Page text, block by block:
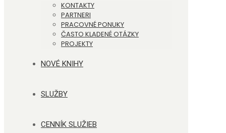
KONTAKTY
PARTNERI
PRACOVNÉ PONUKY
ČASTO KLADENÉ OTÁZKY
PROJEKTY
NOVÉ KNIHY
SLUŽBY
CENNÍK SLUŽIEB